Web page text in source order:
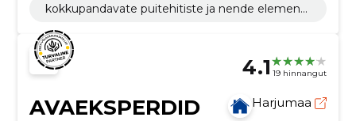
kokkupandavate puitehitiste ja nende elementi
4.1 19 hinnangut
AVAEKSPERDID
Harjumaa